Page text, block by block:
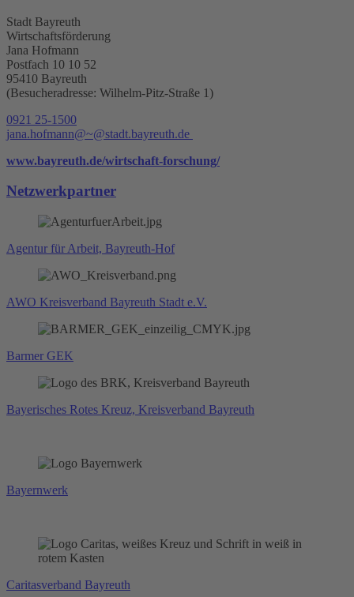
Stadt Bayreuth
Wirtschaftsförderung
Jana Hofmann
Postfach 10 10 52
95410 Bayreuth
(Besucheradresse: Wilhelm-Pitz-Straße 1)
0921 25-1500
jana.hofmann@~@stadt.bayreuth.de
www.bayreuth.de/wirtschaft-forschung/
Netzwerkpartner
Agentur für Arbeit, Bayreuth-Hof
AWO Kreisverband Bayreuth Stadt e.V.
Barmer GEK
Bayerisches Rotes Kreuz, Kreisverband Bayreuth
Bayernwerk
Caritasverband Bayreuth